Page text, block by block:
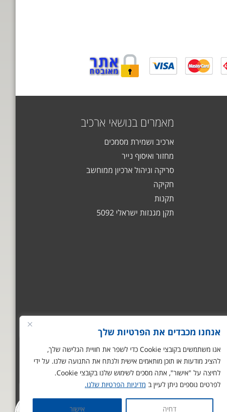
אנחנו מכבדים את הפרטיות שלך
אנו משתמשים בקובצי Cookie כדי לשפר את חוויית הגלישה שלך,
להציג מודעות או תוכן מותאמים אישית ולנתח את התנועה שלנו. על ידי
לחיצה על "אישור", אתה מסכים לשימוש שלנו בקובצי Cookie.
לפרטים נוספים ניתן לעיין ב מדיניות הפרטיות שלנו.
דחיה אישור
מאמרים בנושאי ארכיב
ארכיב ושמירת מסמכים
מחזור ואיסוף נייר
סריקה וניהול ארכיון ממוחשב
חקיקה
תקנות
תקן מגנזות ישראלי 5092
שלום
אני הצ'אטבוט של
האתר! צריך עזרה? התחל
שיחה.